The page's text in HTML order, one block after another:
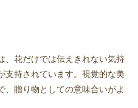
、花だけでは伝えきれない気持
支持されています。視覚的な美
、贈り物としての意味合いがよ